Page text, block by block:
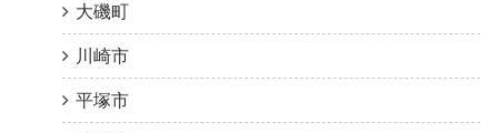
大磯町
川崎市
平塚市